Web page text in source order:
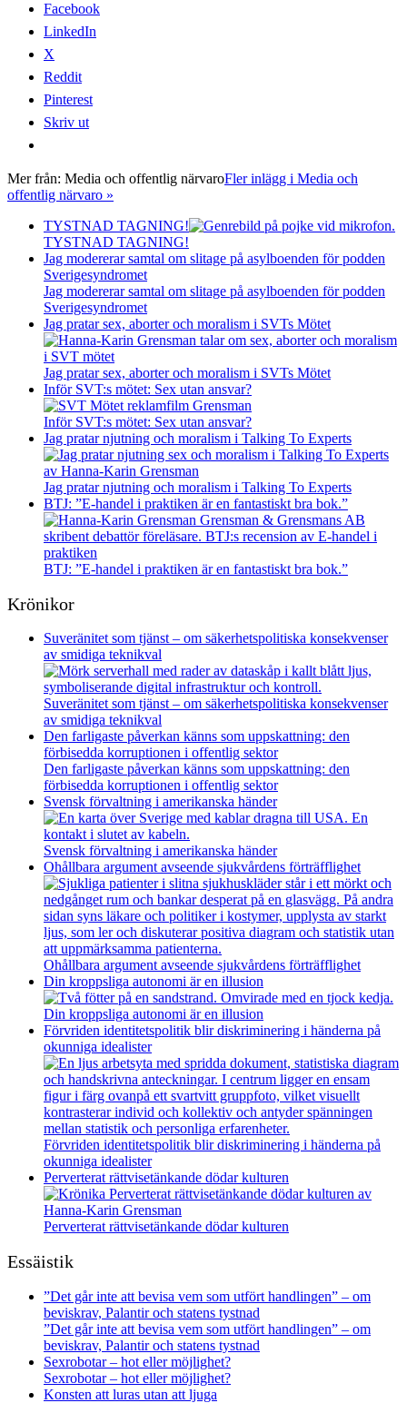
Facebook
LinkedIn
X
Reddit
Pinterest
Skriv ut
Mer från: Media och offentlig närvaroFler inlägg i Media och
offentlig närvaro »
TYSTNAD TAGNING!
TYSTNAD TAGNING!
Jag modererar samtal om slitage på asylboenden för podden
Sverigesyndromet
Jag modererar samtal om slitage på asylboenden för podden
Sverigesyndromet
Jag pratar sex, aborter och moralism i SVTs Mötet
Jag pratar sex, aborter och moralism i SVTs Mötet
Inför SVT:s mötet: Sex utan ansvar?
Inför SVT:s mötet: Sex utan ansvar?
Jag pratar njutning och moralism i Talking To Experts
Jag pratar njutning och moralism i Talking To Experts
BTJ: ”E-handel i praktiken är en fantastiskt bra bok.”
BTJ: ”E-handel i praktiken är en fantastiskt bra bok.”
Krönikor
Suveränitet som tjänst – om säkerhetspolitiska konsekvenser
av smidiga teknikval
Suveränitet som tjänst – om säkerhetspolitiska konsekvenser
av smidiga teknikval
Den farligaste påverkan känns som uppskattning: den
förbisedda korruptionen i offentlig sektor
Den farligaste påverkan känns som uppskattning: den
förbisedda korruptionen i offentlig sektor
Svensk förvaltning i amerikanska händer
Svensk förvaltning i amerikanska händer
Ohållbara argument avseende sjukvårdens förträfflighet
Ohållbara argument avseende sjukvårdens förträfflighet
Din kroppsliga autonomi är en illusion
Din kroppsliga autonomi är en illusion
Förvriden identitetspolitik blir diskriminering i händerna på
okunniga idealister
Förvriden identitetspolitik blir diskriminering i händerna på
okunniga idealister
Perverterat rättvisetänkande dödar kulturen
Perverterat rättvisetänkande dödar kulturen
Essäistik
”Det går inte att bevisa vem som utfört handlingen” – om
beviskrav, Palantir och statens tystnad
”Det går inte att bevisa vem som utfört handlingen” – om
beviskrav, Palantir och statens tystnad
Sexrobotar – hot eller möjlighet?
Sexrobotar – hot eller möjlighet?
Konsten att luras utan att ljuga